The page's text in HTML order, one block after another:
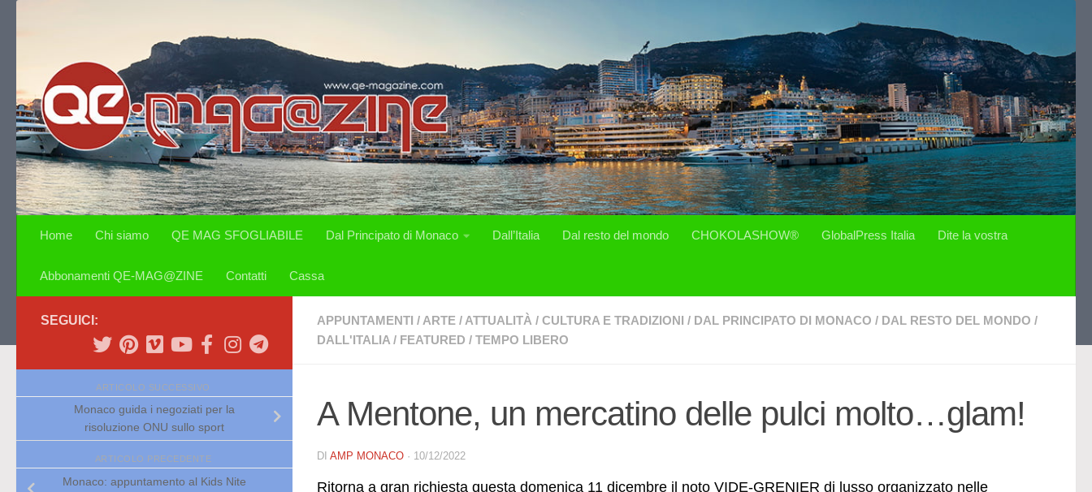
Home Chi siamo QE MAG SFOGLIABILE Dal Principato di Monaco Dall’Italia Dal resto del mondo CHOKOLASHOW® GlobalPress Italia Dite la vostra
Abbonamenti QE-MAG@ZINE Contatti Cassa
APPUNTAMENTI / ARTE / ATTUALITÀ / CULTURA E TRADIZIONI / DAL PRINCIPATO DI MONACO / DAL RESTO DEL MONDO /
DALL'ITALIA / FEATURED / TEMPO LIBERO
A Mentone, un mercatino delle pulci molto…glam!
DI AMP MONACO · 10/12/2022
Ritorna a gran richiesta questa domenica 11 dicembre il noto VIDE-GRENIER di lusso organizzato nelle
SEGUICI:
ARTICOLO SUCCESSIVO
Monaco guida i negoziati per la
risoluzione ONU sullo sport
ARTICOLO PRECEDENTE
Monaco: appuntamento al Kids Nite